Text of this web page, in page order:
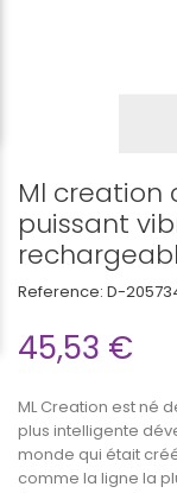
Ml creation
puissant
Reference: D-
45,53 €
ML Creation est né
plus intelligente
monde qui était
comme la ligne la